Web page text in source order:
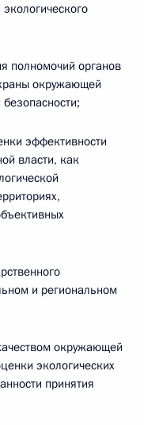
полномочий органов
окружающей
эффективности
власти, как
и региональном
окружающей
экологических
принятия